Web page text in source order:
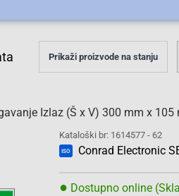
Prikaži proizvode na stanju
Izlaz (Š x V) 300 mm x 105
Kataloški br: 1614577 - 62
ISO Conrad Electronic
● Dostupno online